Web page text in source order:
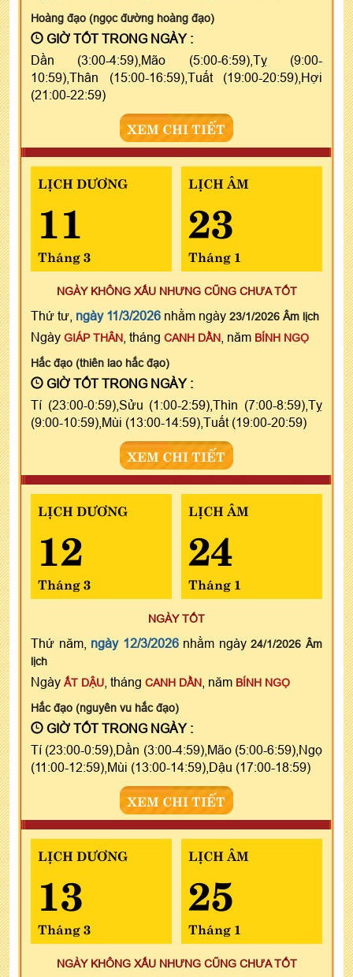
Hoàng đạo (ngọc đường hoàng đạo)
GIỜ TỐT TRONG NGÀY :
Dần (3:00-4:59),Mão (5:00-6:59),Tỵ (9:00-
10:59),Thân (15:00-16:59),Tuất (19:00-20:59),Hợi
(21:00-22:59)
XEM CHI TIẾT
LỊCH DƯƠNG
11
Tháng 3
LỊCH ÂM
23
Tháng 1
NGÀY KHÔNG XẤU NHƯNG CŨNG CHƯA TỐT
Thứ tư, ngày 11/3/2026 nhằm ngày 23/1/2026 Âm lịch
Ngày GIÁP THÂN , tháng CANH DẦN , năm BÍNH NGỌ
Hắc đạo (thiên lao hắc đạo)
GIỜ TỐT TRONG NGÀY :
Tí (23:00-0:59),Sửu (1:00-2:59),Thìn (7:00-8:59),Tỵ
(9:00-10:59),Mùi (13:00-14:59),Tuất (19:00-20:59)
XEM CHI TIẾT
LỊCH DƯƠNG
12
Tháng 3
LỊCH ÂM
24
Tháng 1
NGÀY TỐT
Thứ năm, ngày 12/3/2026nhằm ngày24/1/2026 Âm
lịch
Ngày ẤT DẬU , tháng CANH DẦN , năm BÍNH NGỌ
Hắc đạo (nguyên vu hắc đạo)
GIỜ TỐT TRONG NGÀY :
Tí (23:00-0:59),Dần (3:00-4:59),Mão (5:00-6:59),Ngọ
(11:00-12:59),Mùi (13:00-14:59),Dậu (17:00-18:59)
XEM CHI TIẾT
LỊCH DƯƠNG
13
Tháng 3
LỊCH ÂM
25
Tháng 1
NGÀY KHÔNG XẤU NHƯNG CŨNG CHƯA TỐT